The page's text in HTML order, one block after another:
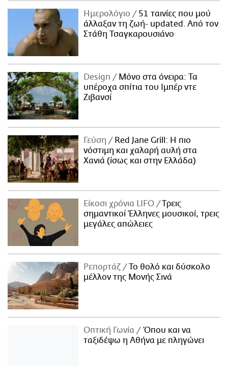
ΑΜΠΑ
Ημερολόγιο
51 ταινίες που μού
άλλαξαν τη ζωή- updated. Aπό τον
Στάθη Τσαγκαρουσιάνο
Design
Μόνο στα όνειρα: Τα
υπέροχα σπίτια του Ιμπέρ ντε
Ζιβανσί
Γεύση
Red Jane Grill: Η πιο
νόστιμη και χαλαρή αυλή στα
Χανιά (ίσως και στην Ελλάδα)
Είκοσι χρόνια LIFO
Tρεις
σημαντικοί Έλληνες μουσικοί, τρεις
μεγάλες απώλειες
Ρεπορτάζ
Το θολό και δύσκολο
μέλλον της Μονής Σινά
Οπτική Γωνία
Όπου και να
ταξιδέψω η Αθήνα με πληγώνει